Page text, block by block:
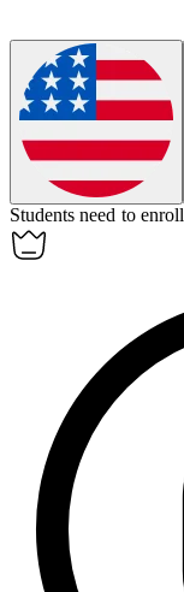
Students need to enroll